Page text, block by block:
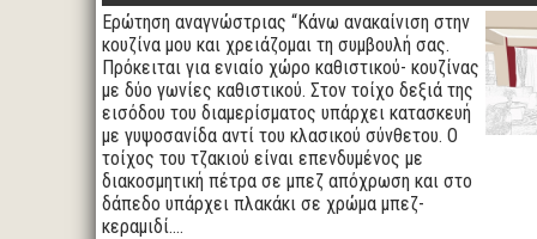
Ερώτηση αναγνώστριας “Κάνω ανακαίνιση στην
κουζίνα μου και χρειάζομαι τη συμβουλή σας.
Πρόκειται για ενιαίο χώρο καθιστικού- κουζίνας
με δύο γωνίες καθιστικού. Στον τοίχο δεξιά της
εισόδου του διαμερίσματος υπάρχει κατασκευή
με γυψοσανίδα αντί του κλασικού σύνθετου. Ο
τοίχος του τζακιού είναι επενδυμένος με
διακοσμητική πέτρα σε μπεζ απόχρωση και στο
δάπεδο υπάρχει πλακάκι σε χρώμα μπεζ-
κεραμιδί.…